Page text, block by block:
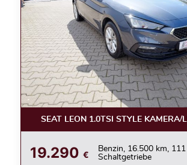
SEAT LEON 1.0TSI STYLE KAMERA/
19.290 €
Benzin, 16.500 km, 111
Schaltgetriebe